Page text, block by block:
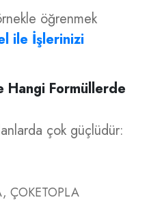
öğrenmek
ile İşlerinizi
Hangi Formüllerde
çok güçlüdür:
ÇOKETOPLA